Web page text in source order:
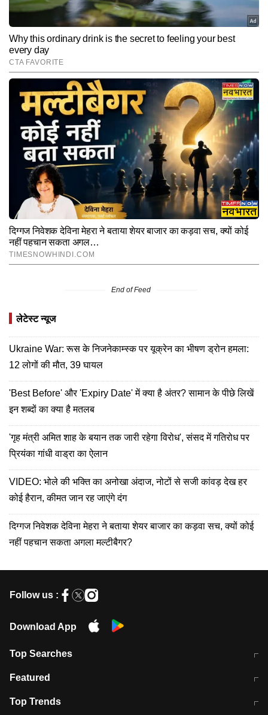
End of Feed
लेटेस्ट न्यूज
Ukraine War: रूस के निजनेकाम्स्क पर यूक्रेन का भीषण ड्रोन हमला:
12 लोगों की मौत, 39 घायल
'Best Before' और 'Expiry Date' में क्या है अंतर? सामान के पीछे लिखें
इन शब्दों का क्या है मतलब
'गृह मंत्री अमित शाह के बयान तक जारी रहेगा विरोध', संसद में गतिरोध पर
प्रियंका गांधी वाड्रा का ऐलान
VIDEO: भोले की भक्ति का अनोखा अंदाज, नोटों से सजी कांवड़ देख हर
कोई हैरान, कीमत जान रह जाएंगे दंग
दिग्गज निवेशक देविना मेहरा ने बताया शेयर बाजार का कड़वा सच, क्यों कोई
नहीं पहचान सकता अगला मल्टीबैगर?
Follow us :
Download App
Top Searches
मुंबई में लगे 'जेन जी' के पोस्टर, लिखा- 'मैं
Featured
10 अगस्त को विधानसभा का घेराव करेंगे
Top Trends